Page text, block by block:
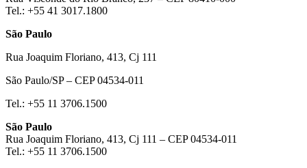
Tel.: +55 41 3017.1800
São Paulo
Rua Joaquim Floriano, 413, Cj 111
São Paulo/SP – CEP 04534-011
Tel.: +55 11 3706.1500
São Paulo
Rua Joaquim Floriano, 413, Cj 111 – CEP 04534-011
Tel.: +55 11 3706.1500